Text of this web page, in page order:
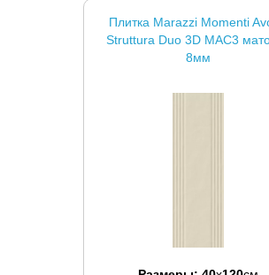
Плитка Marazzi Momenti
Struttura Duo 3D MAC3
8мм